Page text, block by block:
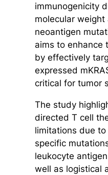
immunogenicity
molecular
neoantigen
aims to enhance
by effectively
expressed
critical for tumor
The study
directed T cell
limitations due
specific
leukocyte
well as logistical